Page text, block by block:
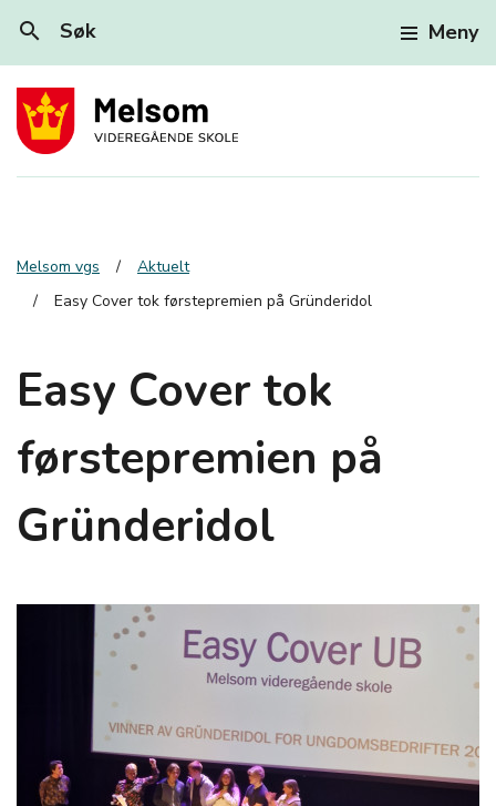
search Søk Meny
Melsom vgs
Aktuelt
Easy Cover tok førstepremien på Gründeridol
Easy Cover tok
førstepremien på
Gründeridol